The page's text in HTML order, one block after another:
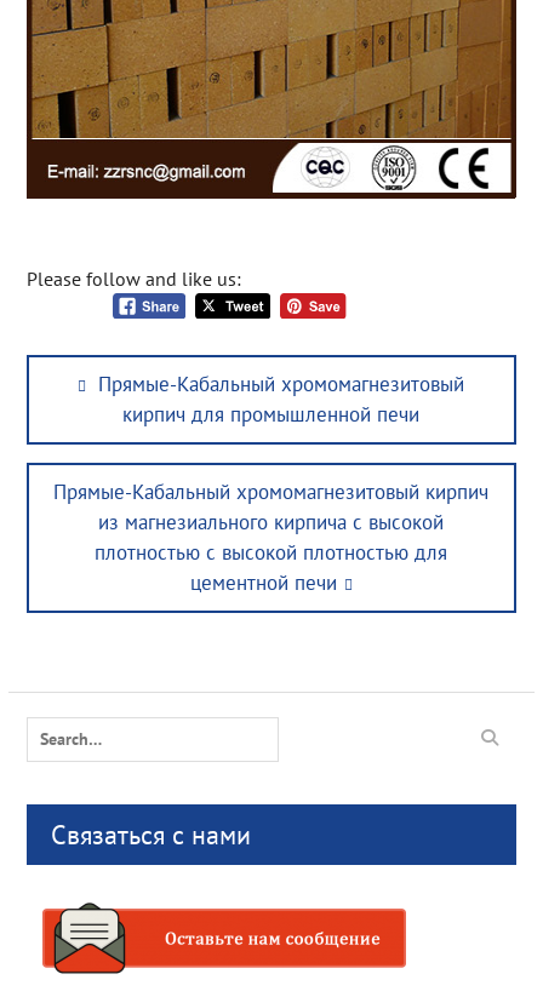
Please follow and like us:
Post
navigation
Previous
post:
Прямые-Кабальный хромомагнезитовый
кирпич для промышленной печи
Next
Прямые-Кабальный хромомагнезитовый кирпич
из магнезиального кирпича с высокой
плотностью с высокой плотностью для
цементной печи
Search
Связаться с нами